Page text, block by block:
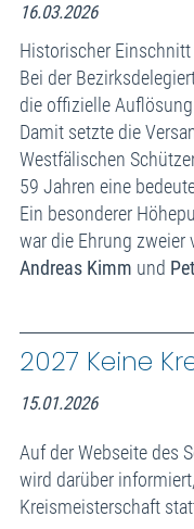
16.03.2026
Historischer
Bei der
die offizielle
Damit setzte die
Westfälischen
59 Jahren eine
Ein besonderer
war die Ehrung zweier
Andreas Kimm und
2027 Keine
15.01.2026
Auf der Webseite des
wird darüber
Kreismeisterschaft